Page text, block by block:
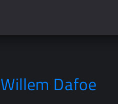
Willem Dafoe